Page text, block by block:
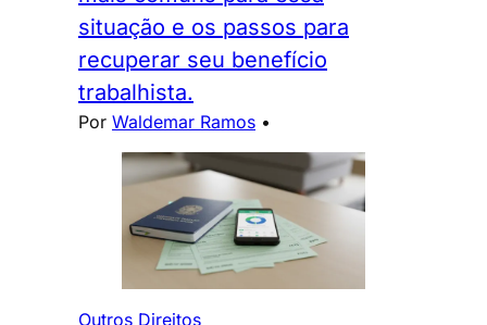
situação e os passos para
recuperar seu benefício
trabalhista.
Por Waldemar Ramos •
Outros Direitos